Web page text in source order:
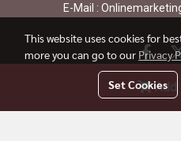
Add
E-Mail :
This website uses cookies for
more you can go to our Privacy
Set Cookies